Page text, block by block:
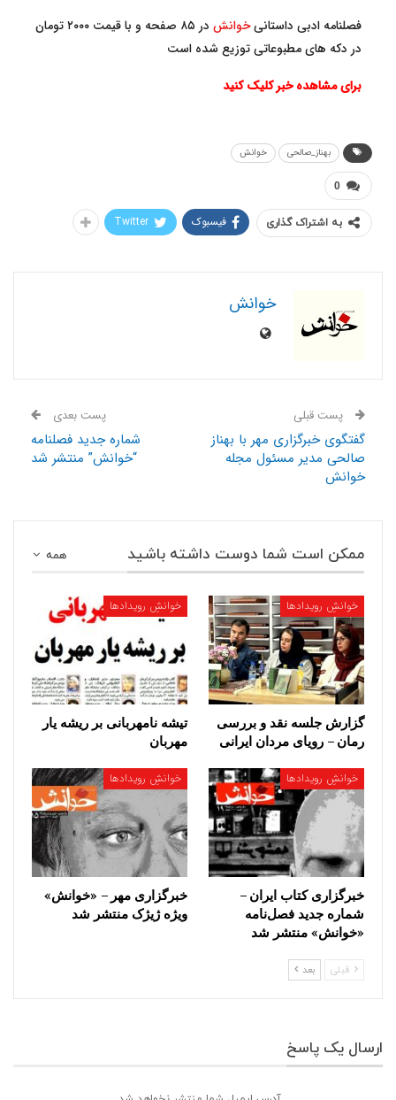
فصلنامه ادبی داستانیخوانش
در ۸۵ صفحه و با قیمت ۲۰۰۰ تومان
در دکه های مطبوعاتی توزیع شده است
برای مشاهده خبر کلیک کنید
بهناز_صالحی خوانش
0
به اشتراک گذاری فیسبوک Twitter
خوانش
پست قبلی
گفتگوی خبرگزاری مهر با بهناز
صالحی مدیر مسئول مجله
خوانش
پست بعدی
شماره جدید فصلنامه
“خوانش” منتشر شد
همه ممکن است شما دوست داشته باشید
خوانشِ رویدادها
گزارش جلسه نقد و بررسی
رمان – رویای مردان ایرانی
خوانشِ رویدادها
تیشه نامهربانی بر ریشه یار
مهربان
خوانشِ رویدادها
خبرگزاری کتاب ایران –
شماره جدید فصل‌نامه
«خوانش» منتشر شد
خوانشِ رویدادها
خبرگزاری مهر – «خوانش»
ویژه ژیژک منتشر شد
قبلی بعد
ارسال یک پاسخ